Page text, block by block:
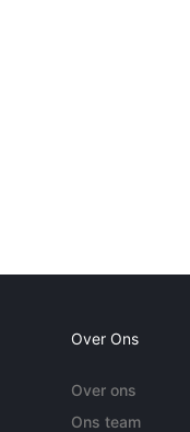
Over Ons
Over ons
Ons team